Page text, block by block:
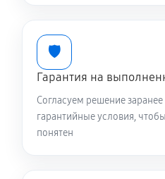
🛡️
Гарантия на
Согласуем решение
гарантийные условия,
понятен